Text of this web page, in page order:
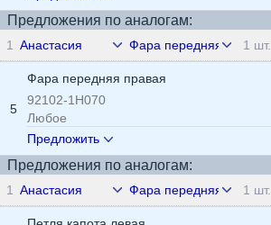
Предложения по аналогам:
1 Анастасия Фара передняя левая
1 шт.
5
Фара передняя правая
92102-1H070
Любое
Предложить
Предложения по аналогам:
1 Анастасия Фара передняя правая
1 шт.